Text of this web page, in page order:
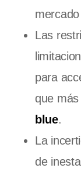
Las
para
que
blue.
La
de